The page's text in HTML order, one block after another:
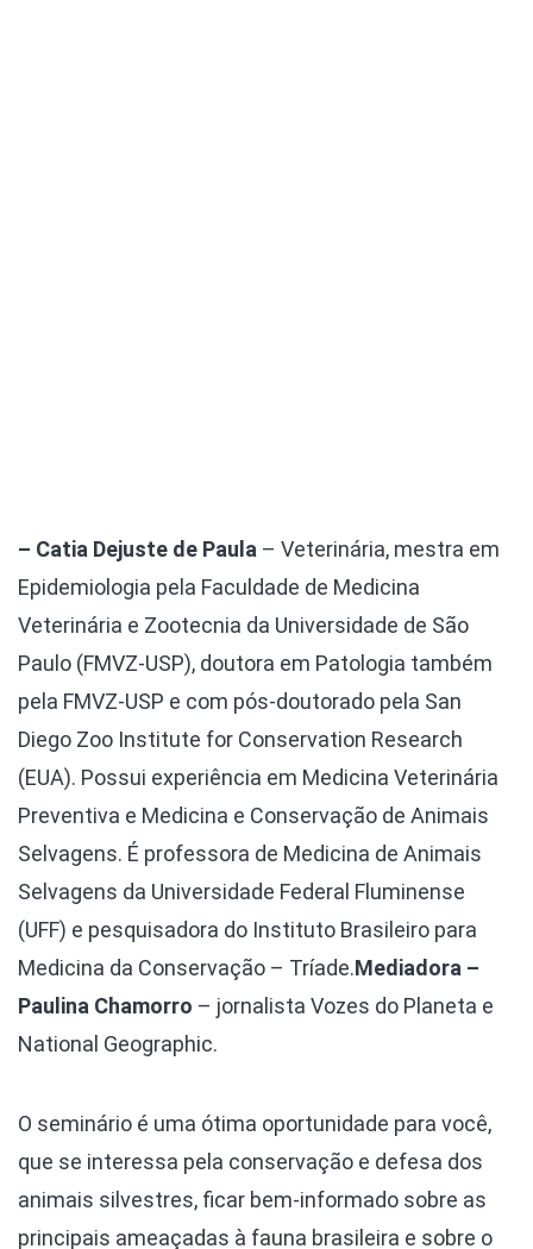
– Catia Dejuste de Paula – Veterinária, mestra em
Epidemiologia pela Faculdade de Medicina
Veterinária e Zootecnia da Universidade de São
Paulo (FMVZ-USP), doutora em Patologia também
pela FMVZ-USP e com pós-doutorado pela San
Diego Zoo Institute for Conservation Research
(EUA). Possui experiência em Medicina Veterinária
Preventiva e Medicina e Conservação de Animais
Selvagens. É professora de Medicina de Animais
Selvagens da Universidade Federal Fluminense
(UFF) e pesquisadora do Instituto Brasileiro para
Medicina da Conservação – Tríade.Mediadora –
Paulina Chamorro – jornalista Vozes do Planeta e
National Geographic.
O seminário é uma ótima oportunidade para você,
que se interessa pela conservação e defesa dos
animais silvestres, ficar bem-informado sobre as
principais ameaçadas à fauna brasileira e sobre o